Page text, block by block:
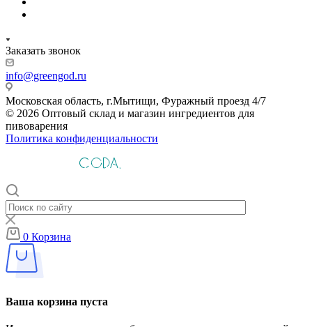
Заказать звонок
info@greengod.ru
Московская область, г.Мытищи, Фуражный проезд 4/7
© 2026 Оптовый склад и магазин ингредиентов для
пивоварения
Политика конфиденциальности
0 Корзина
Ваша корзина пуста